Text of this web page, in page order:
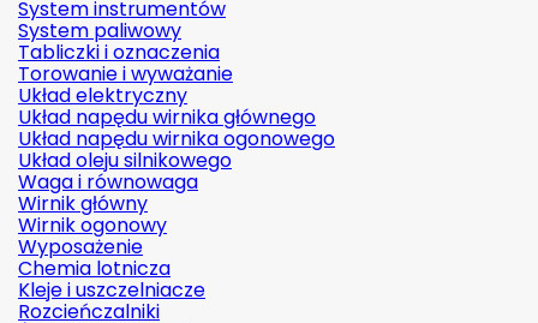
System instrumentów
System paliwowy
Tabliczki i oznaczenia
Torowanie i wyważanie
Układ elektryczny
Układ napędu wirnika głównego
Układ napędu wirnika ogonowego
Układ oleju silnikowego
Waga i równowaga
Wirnik główny
Wirnik ogonowy
Wyposażenie
Chemia lotnicza
Kleje i uszczelniacze
Rozcieńczalniki